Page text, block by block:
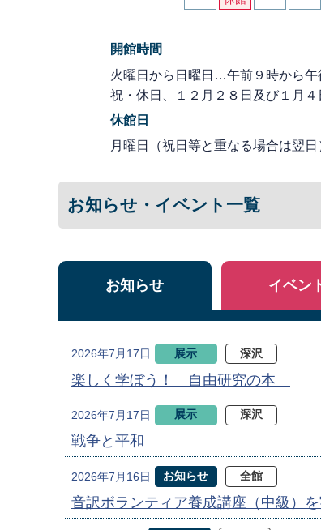
開館時間
火曜日から日曜日…午前９時から午
祝・休日、１２月２８日及び１月
休館日
月曜日（祝日等と重なる場合は翌
お知らせ・イベント一覧
お知らせ
2026年7月17日 展示 深沢
楽しく学ぼう！ 自由研究の本
2026年7月17日 展示 深沢
戦争と平和
2026年7月16日 お知らせ 全館
音訳ボランティア養成講座（中級）を
イベン